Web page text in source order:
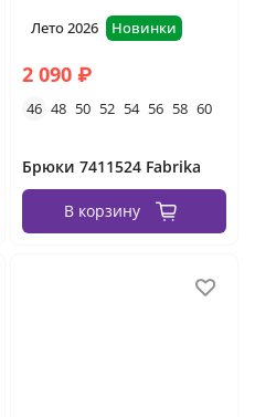
Лето 2026 Новинки
2 090 ₽
46 48 50 52 54 56 58 60
Брюки 7411524 Fabrika
В корзину